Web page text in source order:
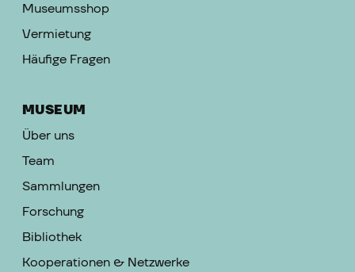
Museumsshop
Vermietung
Häufige Fragen
MUSEUM
Über uns
Team
Sammlungen
Forschung
Bibliothek
Kooperationen & Netzwerke